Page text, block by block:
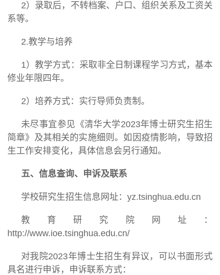
2）录取后，不转档案、户口、组织关系及工资关
系等。
2.教学与培养
1）教学方式：采取非全日制课程学习方式，基本
修业年限四年。
2）培养方式：实行导师负责制。
未尽事宜参见《清华大学2023年博士研究生招生
简章》及其相关的实施细则。如因疫情影响，导致招
生工作安排变化，具体信息会另行通知。
五、信息查询、申诉及联系
学校研究生招生信息网址：yz.tsinghua.edu.cn
教育研究院网址：
http://www.ioe.tsinghua.edu.cn/
对我院2023年博士生招生有异议，可以书面形式
具名进行申诉，申诉联系方式：